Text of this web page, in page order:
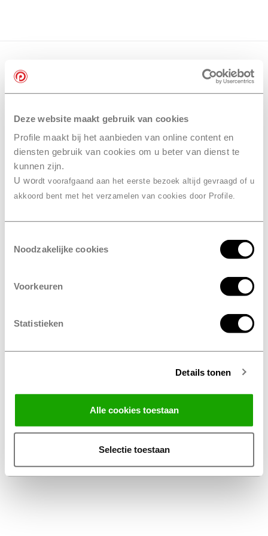
Deze website maakt gebruik van cookies
Profile maakt bij het aanbieden van online content en
diensten gebruik van cookies om u beter van dienst te
kunnen zijn.
U wordt voorafgaand aan het eerste bezoek altijd gevraagd of u
akkoord bent met het verzamelen van cookies door Profile.
Noodzakelijke cookies
Voorkeuren
Statistieken
Details tonen
Alle cookies toestaan
Selectie toestaan
Algemene Voorwaarden Thuiswinkel
Privacy Statement Profile Nederland B.V.
Disclaimer